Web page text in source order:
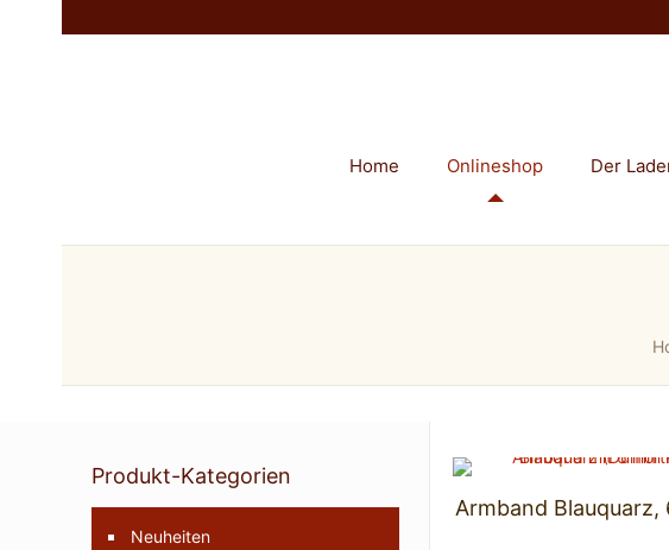
Home Onlineshop Der
Armband Blauquarz,
Produkt-Kategorien
Neuheiten